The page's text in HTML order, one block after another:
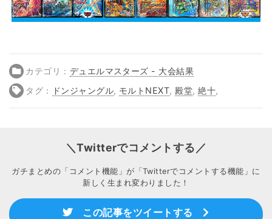
カテゴリ： デュエルマスターズ - 大会結果
タグ：
ドンジャングル, モルトNEXT, 殿堂,絶十,
＼Twitterでコメントする／
ガチまとめの「コメント機能」が「Twitterでコメントする機能」に
新しく生まれ変わりました！
この記事をツイートする